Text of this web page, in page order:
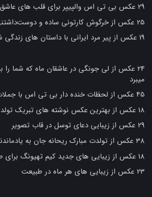
29 عکس بی تی اس والپیپر برای قلب های عاشق
25 عکس از خرگوش کارتونی ساده و دوست‌داشتنی
19 عکس از پیر مرد ایرانی با داستان های زندگی شگفت انگیز
24 عکس از لی جونگی در عاشقان ماه که شما را
میبرد
45 عکس از لحظات خنده دار بی تی اس با جملات دلنشین
18 عکس از بهترین عکس نوشته های تبریک تولد به خواهرم
29 عکس از زیبایی دعای توسل در قاب تصویر
38 عکس از تولدت مبارک ریحانه جان به یادماندنی
18 عکس از زیبایی های جدید کیم تهیونگ برای طرفدارانش
23 عکس از زیبایی های هر ماه در طبیعت